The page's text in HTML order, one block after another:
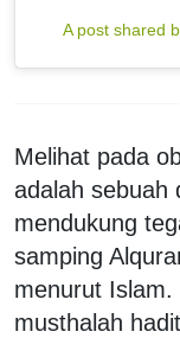
A post shared
Melihat pada
adalah sebuah
mendukung
samping
menurut Islam.
musthalah